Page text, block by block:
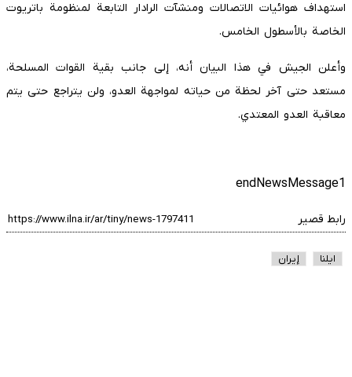
استهداف هوائيات الاتصالات ومنشآت الرادار التابعة لمنظومة باتريوت
الخاصة بالأسطول الخامس.
وأعلن الجيش في هذا البيان أنه، إلى جانب بقية القوات المسلحة،
مستعد حتى آخر لحظة من حياته لمواجهة العدو، ولن يتراجع حتى يتم
معاقبة العدو المعتدي.
endNewsMessage1
رابط قصير
ایلنا إيران